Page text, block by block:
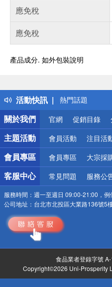
應免稅
應免稅
產品成分. 如外包裝說明
活動快訊
得獎公告
熱門話題
銀行優惠
偏遠地區配送
詐騙網頁！請小
關於我們
官網 促銷目錄
主題活動 會員活動 注目活
會員專區 會員專區 大宗採
客服中心 常見問題 服務公
服務時間： 週一至週日 09:00-21:00，例
公司地址： 台北市北投區大業路136號5
食品業者登錄字號
Copyright©2026 Uni-Prosperity